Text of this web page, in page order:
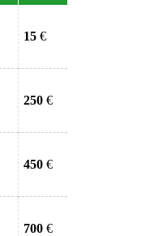
15 €
250 €
450 €
700 €